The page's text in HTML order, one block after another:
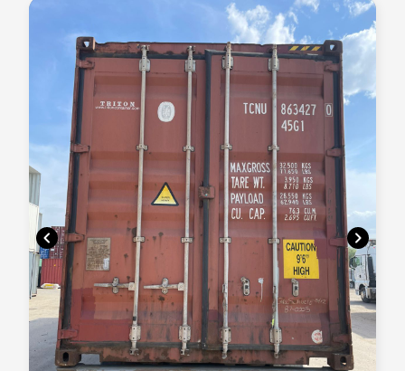
chevron_left chevron_right